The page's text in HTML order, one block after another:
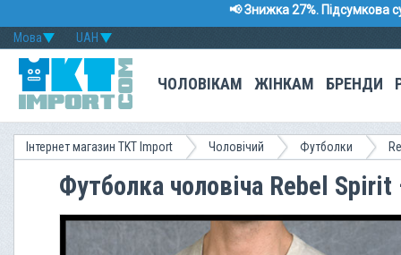
📢 Знижка 27%. Підсумкова
UAH
Мова
ЧОЛОВІКАМ ЖІНКАМ БРЕНДИ
Інтернет магазин TKT Import Чоловічий Футболки
Футболка чоловіча Rebel